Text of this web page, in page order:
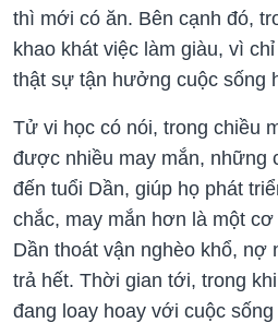
thì mới có ăn. Bên cạnh đó,
khao khát việc làm giàu, vì
thật sự tận hưởng cuộc sống
Tử vi học có nói, trong chiều
được nhiều may mắn, những
đến tuổi Dần, giúp họ phát
chắc, may mắn hơn là một
Dần thoát vận nghèo khổ, nợ
trả hết. Thời gian tới, trong
đang loay hoay với cuộc